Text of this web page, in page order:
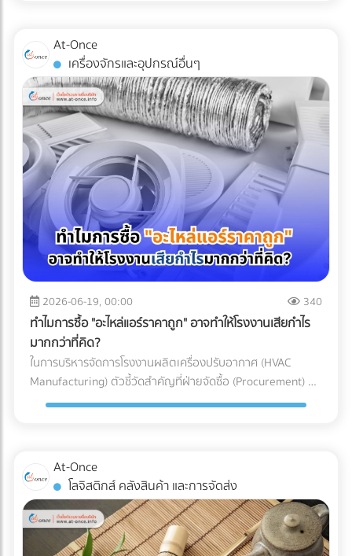
คาร์บอนในการส่งออกได้อย่างเห็นผล เปรียบเทียบวัสดุบรรจุ
ภัณฑ์สำหรับโรงงานอาหารแช่แข็ง บทสรุป การเปลี่ยนผ่านสู่บรรจุ
ภัณฑ์รักษ์โลกในสายการผลิตอาหารแช่แข็ง ไม่ใช่เรื่องของการ
หลับตาเลือกวัสดุที่มีป้าย Eco แปะอยู่ แต่เป็นการคำนวณเชิง
วิศวกรรมที่ต้องรักษาสมดุลระหว่าง "การรักษาสิ่งแวดล้อม" และ
"การรักษาคุณภาพอาหาร" การฝืนใช้วัสดุที่ทนความเย็นไม่ได้จน
ทำให้อาหารเสีย เกิดเป็นขยะอาหาร (Food Waste) จะสร้างผล
เสียต่อสิ่งแวดล้อมและต้นทุนของบริษัทมากกว่าตัวพลาสติกเอง
เสียอีก หัวใจสำคัญคือการเลือกพาร์ทเนอร์ด้านบรรจุภัณฑ์ที่
เข้าใจเทคโนโลยี Mono-material เพื่อผลักดันให้ธุรกิจของคุณ
เติบโตได้อย่างยั่งยืน ทั้งในแง่ของผลกำไรและการดูแลโลกใบนี้
การเลือกบรรจุภัณฑ์อาหารแช่แข็งที่ตอบโจทย์ทั้งนโยบาย ESG
และความปลอดภัยทางวิศวกรรม ไม่ใช่เรื่องที่ควรลองผิดลองถูก
คุณต้องการพาร์ทเนอร์ที่มีความเชี่ยวชาญตัวจริง เพื่อมาช่วย
ลดความเสี่ยง ป้องกันสินค้าเสียหาย และควบคุมต้นทุนของ
โรงงาน ไม่ต้องเสียเวลาค้นหาซัพพลายเออร์ทีละเจ้าให้เหนื่อย
เพราะที่ At-Once เราได้รวบรวมรายชื่อบริษัทและโรงงานชั้นนำ
กว่า 1,000 แห่งที่ให้บริการเกี่ยวข้องกับบรรจุภัณฑ์อย่างครบ
วงจรไว้ให้คุณแล้ว คลิกที่นี่!
หรือส่งออกไปยังประเทศที่มีข้อตกลงเขตการค้าเสรี (FTA) เช่น
จีน ญี่ปุ่น หรืออาเซียน ธุรกิจสามารถใช้ Certificate of Origin
(C/O) หรือหนังสือรับรองถิ่นกำเนิดสินค้า เพื่อขอลดหย่อนหรือ
ยกเว้นภาษีนำเข้าได้ ความเสี่ยง: กฎเกณฑ์ในการขอ C/O ของ
แต่ละประเทศมีความละเอียดอ่อนมาก หากกรอกข้อมูลใน
Commercial Invoice, Packing List ไม่ตรงกันเพียงจุดเดียว
หรือระบุเกณฑ์การผลิต (Origin Criteria) ผิดพลาด ปลายทาง
อาจปฏิเสธฟอร์มนั้นทันที ทำให้ผู้นำเข้าต้องจ่ายภาษีในอัตราปกติ
(MFN Rate) แบบเต็มจำนวน 3. ตกม้าตายเรื่องใบอนุญาตเฉพาะ
ทาง (Restricted Goods Licenses) สินค้าหลายประเภทไม่
สามารถนำเข้าได้ทันทีแม้จะจ่ายภาษีครบแล้วก็ตาม แต่ต้องมีใบ
อนุญาตจากหน่วยงานที่เกี่ยวข้อง เช่น อย. (FDA), มอก. (TISI),
หรือกรมวิชาการเกษตร ความเสี่ยง: หากธุรกิจสั่งของเข้ามาถึง
ท่าเรือแล้วเพิ่งทราบว่าต้องใช้ใบอนุญาต สินค้าจะถูกอายัดไว้ที่
ท่าเรือทันที สิ่งที่ตามมาคือ ค่าเสียเวลาพื้นที่ท่าเรือ
(Demurrage) และ ค่าเสียเวลาตู้ (Detention) ที่วิ่งเดินหน้าทุกวัน
(มักเริ่มต้นที่หลักพันและพุ่งสูงขึ้นเรื่อยๆ ต่อตู้ต่อวัน) หากขอใบ
อนุญาตไม่ทัน สินค้านั้นอาจถูกบังคับส่งกลับประเทศต้นทางหรือ
ถูกทำลายทิ้ง เปรียบเทียบชัดๆ: ทำเอง vs. ใช้ผู้เชี่ยวชาญ เพื่อชี้
ให้เห็นภาพชัดเจนว่าทำไมการจ้าง Freight Forwarder หรือ
การตามแก้ปัญหา ในอุตสาหกรรมโลจิสติกส์ มีประโยคคลาสสิกที่
ว่า "ปัญหาหน้าด่านศุลกากร เป็นปัญหาที่จ่ายแพงที่สุด" การ
ทำงานร่วมกับ Freight Forwarder ที่มีประสบการณ์ ไม่ใช่แค่การ
จ้างคนมาเดินเอกสาร แต่คือการจ้าง "ที่ปรึกษาทางกฎหมายและผู้
บริหารความเสี่ยง" ให้กับซัพพลายเชนของคุณ พวกเขาจะทำ
แวดล้อมที่ไม่ได้มาตรฐาน พลาสติกเหล่านั้นก็อาจกลายเป็นพาหะ
นำเชื้อโรคชั้นดี นี่คือจุดที่ "ห้องปลอดเชื้อ" หรือ "Cleanroom"
เข้ามามีบทบาทสำคัญในฐานะด่านป้อมปราการที่แข็งแกร่งที่สุด ใน
การปกป้องอุปกรณ์การแพทย์ให้รอดพ้นจากการปนเปื้อนก่อนถึง
มือแพทย์และคนไข้ Cleanroom ในอุตสาหกรรมพลาสติกการ
แพทย์ คืออะไร? Cleanroom คือห้องที่มีการควบคุมสภาพ
แวดล้อมอย่างเข้มงวด ไม่ว่าจะเป็นปริมาณฝุ่นละอองในอากาศ,
อุณหภูมิ, ความชื้น, และความดันอากาศ โดยใช้ระบบแผ่นกรอง
อากาศประสิทธิภาพสูง (HEPA หรือ ULPA Filters) เพื่อดักจับ
อนุภาคขนาดเล็กที่มองไม่เห็นด้วยตาเปล่า สำหรับการผลิต
พลาสติก Medical Grade (เช่น กระบอกฉีดยา, สายน้ำเกลือ,
หรือชิ้นส่วนรากฟันเทียม) มาตรฐานห้องปลอดเชื้อที่นิยมใช้มักจะ
อ้างอิงตามมาตรฐาน ISO 14644-1 โดยระดับที่พบได้บ่อยใน
โรงงานผลิตเครื่องมือแพทย์คือ ISO Class 7 และ ISO Class 8
ซึ่งมีการจำกัดจำนวนอนุภาคในอากาศอย่างรัดกุม เพื่อให้มั่นใจว่า
ชิ้นงานจะสะอาดที่สุด 3 เหตุผลที่ Cleanroom ขาดไม่ได้ในการ
ผลิตอุปกรณ์การแพทย์ ทำไมโรงงานรับฉีดพลาสติก (Injection
Molding) ทั่วไป ถึงไม่สามารถผลิตอุปกรณ์การแพทย์ได้? คำ
ตอบอยู่ในความเข้มงวด 3 ประการดังต่อไปนี้: 1. การควบคุม
ปริมาณเชื้อจุลินทรีย์ (Bioburden Control) ก่อนที่อุปกรณ์
จุลินทรีย์เริ่มต้น (Bioburden) ต่ำที่สุดเท่าที่จะทำได้ การผลิตชิ้น
ส่วนพลาสติกภายใน Cleanroom จะช่วยลดความเสี่ยงที่
แบคทีเรีย เชื้อรา หรือไวรัส จะเกาะติดลงบนผิวของพลาสติก ซึ่ง
ช่วยให้กระบวนการฆ่าเชื้อในขั้นตอนสุดท้ายมีประสิทธิภาพ
สมบูรณ์แบบ 100% 2. การป้องกันอนุภาคแปลกปลอม
At-Once
เครื่องจักรและอุปกรณ์อื่นๆ
2026-06-19, 00:00 340
ทำไมการซื้อ "อะไหล่แอร์ราคาถูก" อาจทำให้โรงงานเสียกำไร
มากกว่าที่คิด?
ในการบริหารจัดการโรงงานผลิตเครื่องปรับอากาศ (HVAC
Manufacturing) ตัวชี้วัดสำคัญที่ฝ่ายจัดซื้อ (Procurement) มัก
ถูกกดดันเสมอคือ "การลดต้นทุน (Cost Reduction)" เพื่อเพิ่ม
อุตสาหกรรม การตัดสินใจด้วย "ราคาป้าย" เพียงอย่างเดียว
อาจนำมาซึ่ง "ต้นทุนแฝง (Hidden Costs)" มหาศาลที่กัดกินกำไร
ของบริษัทในระยะยาวโดยที่คุณไม่รู้ตัว 3 ต้นทุนแฝงสุดอันตราย
จากการใช้อะไหล่แอร์ที่ไม่ได้มาตรฐาน การประกอบเครื่องปรับ
อากาศหนึ่งเครื่องประกอบไปด้วยชิ้นส่วนกลไก (Mechanical
At-Once
โลจิสติกส์ คลังสินค้า และการจัดส่ง